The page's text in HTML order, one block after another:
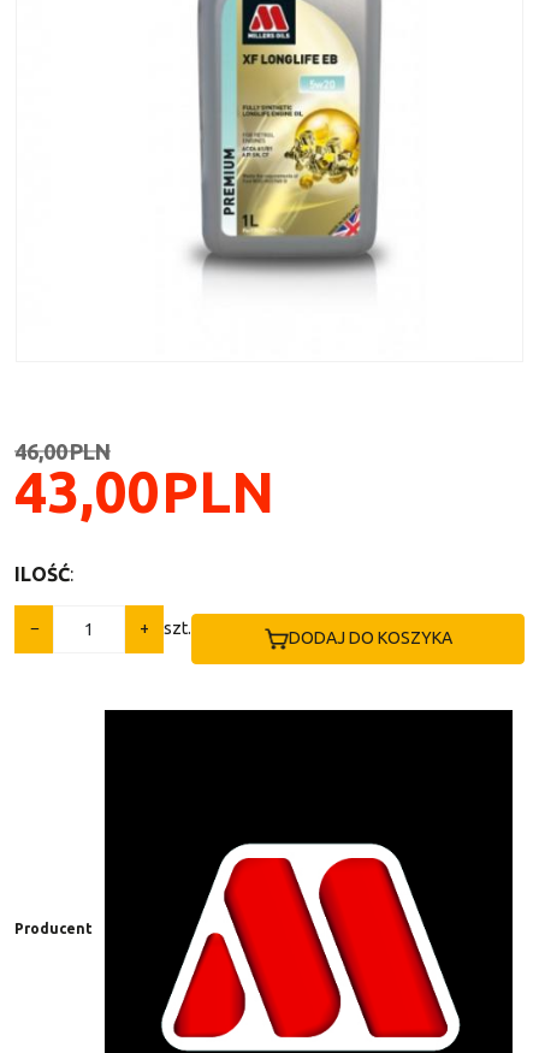
46,00PLN
43,00PLN
ILOŚĆ:
− + szt. DODAJ DO KOSZYKA
Producent